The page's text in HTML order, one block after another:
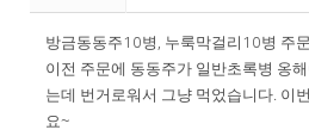
방금동동주10병, 누룩막걸리10병 주
이전 주문에 동동주가 일반초록병 옹
는데 번거로워서 그냥 먹었습니다. 이
요~